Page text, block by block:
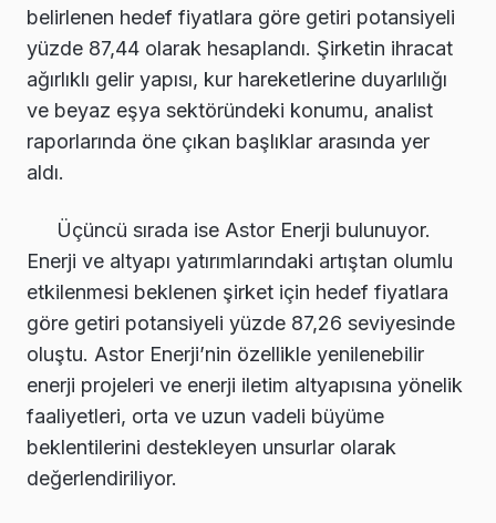
belirlenen hedef fiyatlara göre getiri potansiyeli
yüzde 87,44 olarak hesaplandı. Şirketin ihracat
ağırlıklı gelir yapısı, kur hareketlerine duyarlılığı
ve beyaz eşya sektöründeki konumu, analist
raporlarında öne çıkan başlıklar arasında yer
aldı.
Üçüncü sırada ise Astor Enerji bulunuyor.
Enerji ve altyapı yatırımlarındaki artıştan olumlu
etkilenmesi beklenen şirket için hedef fiyatlara
göre getiri potansiyeli yüzde 87,26 seviyesinde
oluştu. Astor Enerji’nin özellikle yenilenebilir
enerji projeleri ve enerji iletim altyapısına yönelik
faaliyetleri, orta ve uzun vadeli büyüme
beklentilerini destekleyen unsurlar olarak
değerlendiriliyor.